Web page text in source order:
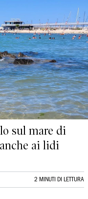
sul mare di
ai lidi
2 MINUTI DI LETTURA